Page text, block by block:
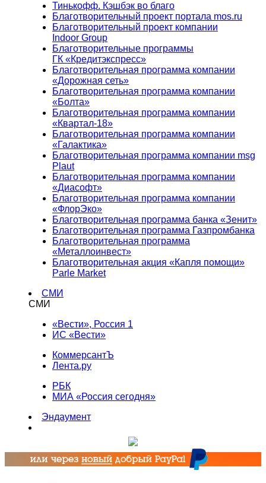
Тинькофф. Кэшбэк во благо
Благотворительный проект портала mos.ru
Благотворительный проект компании
Indoor Group
Благотворительные программы
ГК «Кредитэкспресс»
Благотворительная программа компании
«Дорожная сеть»
Благотворительная программа компании
«Болта»
Благотворительная программа компании
«Квартал-18»
Благотворительная программа компании
«Галактика»
Благотворительная программа компании msg
Plaut
Благотворительная программа компании
«Диасофт»
Благотворительная программа компании
«ФлорЭко»
Благотворительная программа банка «Зенит»
Благотворительная программа Газпромбанка
Благотворительная программа
«Металлоинвест»
Благотворительная акция «Капля помощи»
Parle Market
СМИ
СМИ
«Вести», Россия 1
ИС «Вести»
КоммерсантЪ
Лента.ру
РБК
МИА «Россия сегодня»
Эндаумент